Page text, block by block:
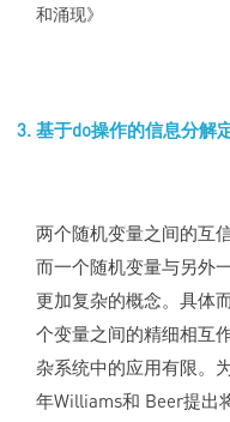
和涌现》
基于do操作的信息分解
两个随机变量之间的互
而一个随机变量与另外
更加复杂的概念。具体
个变量之间的精细相互
杂系统中的应用有限。
年Williams和 Beer提出